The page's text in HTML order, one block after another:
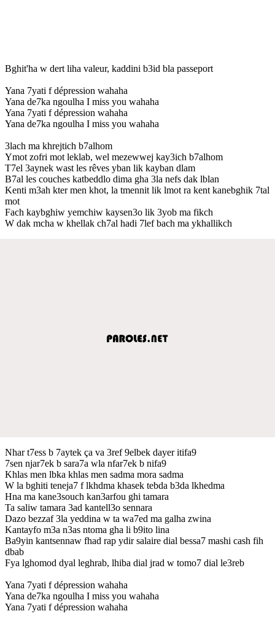
Bghit'ha w dert liha valeur, kaddini b3id bla passeport
Yana 7yati f dépression wahaha
Yana de7ka ngoulha I miss you wahaha
Yana 7yati f dépression wahaha
Yana de7ka ngoulha I miss you wahaha
3lach ma khrejtich b7alhom
Ymot zofri mot leklab, wel mezewwej kay3ich b7alhom
T7el 3aynek wast les rêves yban lik kayban dlam
B7al les couches katbeddlo dima gha 3la nefs dak lblan
Kenti m3ah kter men khot, la tmennit lik lmot ra kent kanebghik 7tal
mot
Fach kaybghiw yemchiw kaysen3o lik 3yob ma fikch
W dak mcha w khellak ch7al hadi 7lef bach ma ykhallikch
Nhar t7ess b 7aytek ça va 3ref 9elbek dayer itifa9
7sen njar7ek b sara7a wla nfar7ek b nifa9
Khlas men lbka khlas men sadma mora sadma
W la bghiti teneja7 f lkhdma khasek tebda b3da lkhedma
Hna ma kane3souch kan3arfou ghi tamara
Ta saliw tamara 3ad kantell3o sennara
Dazo bezzaf 3la yeddina w ta wa7ed ma galha zwina
Kantayfo m3a n3as ntoma gha li b9ito lina
Ba9yin kantsennaw fhad rap ydir salaire dial bessa7 mashi cash fih
dbab
Fya lghomod dyal leghrab, lhiba dial jrad w tomo7 dial le3reb
Yana 7yati f dépression wahaha
Yana de7ka ngoulha I miss you wahaha
Yana 7yati f dépression wahaha